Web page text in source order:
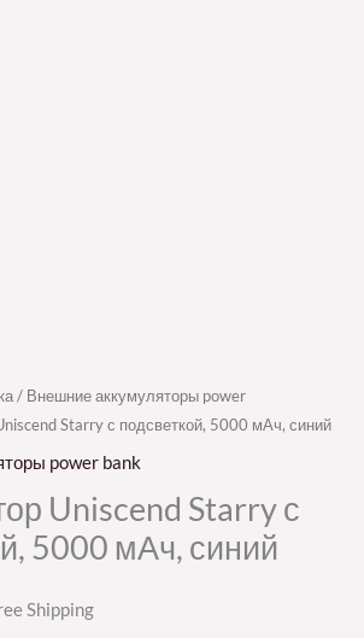
/ Внешние аккумуляторы power
Starry с подсветкой, 5000 мАч, синий
power bank
Uniscend Starry с
5000 мАч, синий
Shipping